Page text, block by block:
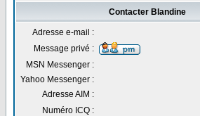
Contacter Blandine
Adresse e-mail :
Message privé :
MSN Messenger :
Yahoo Messenger :
Adresse AIM :
Numéro ICQ :